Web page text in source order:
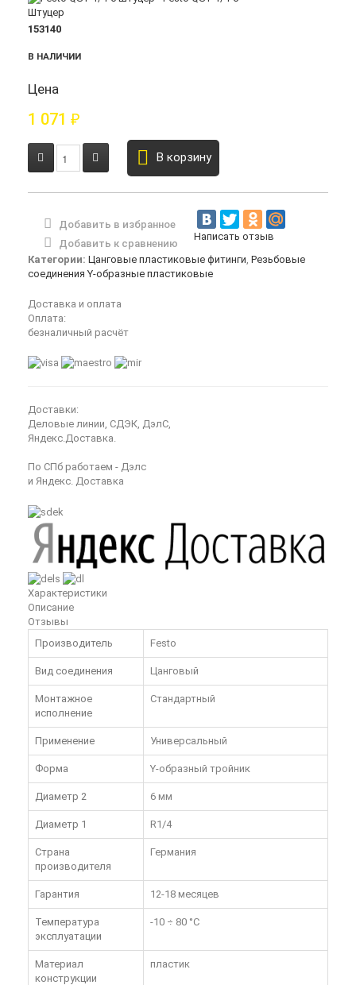
153140
В НАЛИЧИИ
Цена
1 071 ₽
В корзину
Добавить в избранное
Добавить к сравнению
Написать отзыв
Категории: Цанговые пластиковые фитинги Резьбовые
соединения Y-образные пластиковые
Доставка и оплата
Оплата:
безналичный расчёт
Доставки:
Деловые линии, СДЭК, ДэлС,
Яндекс.Доставка.
По СПб работаем - Дэлс
и Яндекс. Доставка
Характеристики
Описание
Отзывы
Производитель
Festo
Вид соединения Цанговый
Монтажное
исполнение
Стандартный
Применение Универсальный
Форма Y-образный тройник
Диаметр 2 6 мм
Диаметр 1 R1/4
Страна
производителя
Германия
Гарантия 12-18 месяцев
Температура
эксплуатации
-10 ÷ 80 °C
Материал
конструкции
пластик